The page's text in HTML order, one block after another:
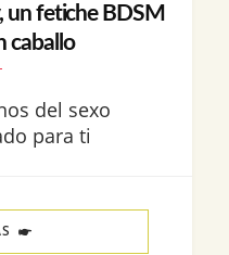
un fetiche BDSM
caballo
del sexo
para ti